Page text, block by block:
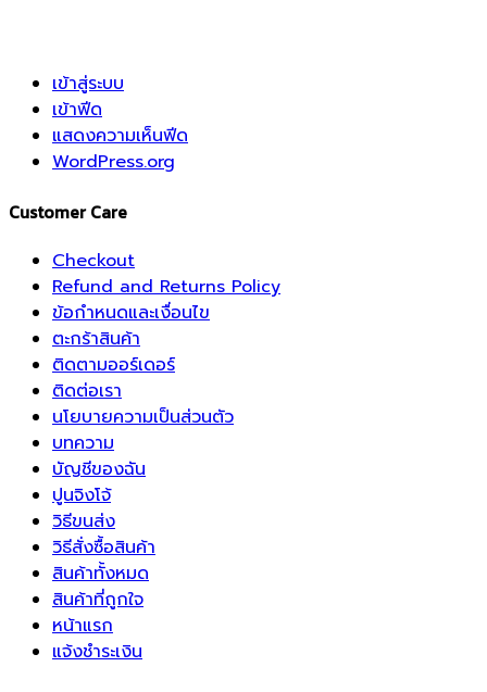
เข้าสู่ระบบ
เข้าฟีด
แสดงความเห็นฟีด
WordPress.org
Customer Care
Checkout
Refund and Returns Policy
ข้อกำหนดและเงื่อนไข
ตะกร้าสินค้า
ติดตามออร์เดอร์
ติดต่อเรา
นโยบายความเป็นส่วนตัว
บทความ
บัญชีของฉัน
ปูนจิงโจ้
วิธีขนส่ง
วิธีสั่งซื้อสินค้า
สินค้าทั้งหมด
สินค้าที่ถูกใจ
หน้าแรก
แจ้งชำระเงิน